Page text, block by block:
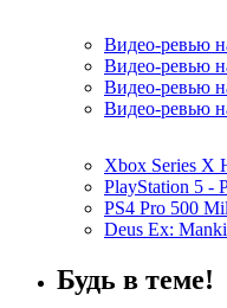
Видео-ревью
Видео-ревью
Видео-ревью
Видео-ревью
Xbox Series X
PlayStation 5 -
PS4 Pro 500
Deus Ex:
Будь в теме!